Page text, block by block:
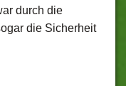
durch die
die Sicherheit